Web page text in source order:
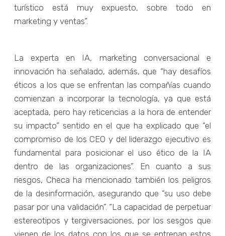
turístico está muy expuesto, sobre todo en
marketing y ventas”.
La experta en IA, marketing conversacional e
innovación ha señalado, además, que “hay desafíos
éticos a los que se enfrentan las compañías cuando
comienzan a incorporar la tecnología, ya que está
aceptada, pero hay reticencias a la hora de entender
su impacto” sentido en el que ha explicado que “el
compromiso de los CEO y del liderazgo ejecutivo es
fundamental para posicionar el uso ético de la IA
dentro de las organizaciones”. En cuanto a sus
riesgos, Checa ha mencionado también los peligros
de la desinformación, asegurando que “su uso debe
pasar por una validación”. “La capacidad de perpetuar
estereotipos y tergiversaciones, por los sesgos que
vienen de los datos con los que se entrenan estos